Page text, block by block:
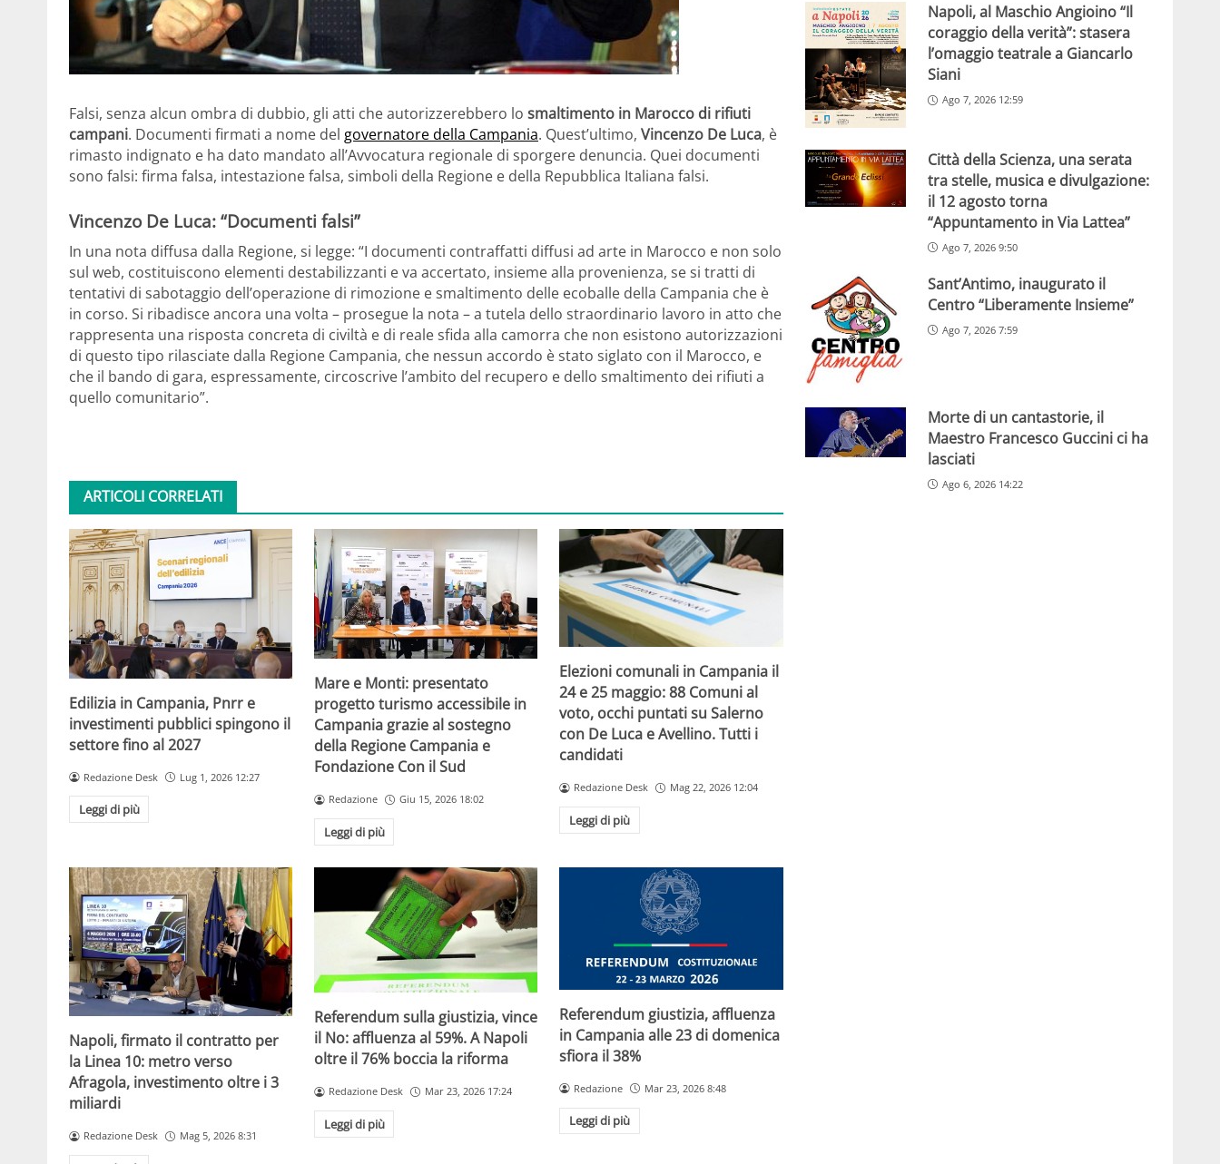
Falsi, senza alcun ombra di dubbio, gli atti che autorizzerebbero lo smaltimento in Marocco di rifiuti
campani. Documenti firmati a nome del governatore della Campania. Quest’ultimo, Vincenzo De Luca, è
rimasto indignato e ha dato mandato all’Avvocatura regionale di sporgere denuncia. Quei documenti
sono falsi: firma falsa, intestazione falsa, simboli della Regione e della Repubblica Italiana falsi.
Vincenzo De Luca: “Documenti falsi”
In una nota diffusa dalla Regione, si legge: “I documenti contraffatti diffusi ad arte in Marocco e non solo
sul web, costituiscono elementi destabilizzanti e va accertato, insieme alla provenienza, se si tratti di
tentativi di sabotaggio dell’operazione di rimozione e smaltimento delle ecoballe della Campania che è
in corso. Si ribadisce ancora una volta – prosegue la nota – a tutela dello straordinario lavoro in atto che
rappresenta una risposta concreta di civiltà e di reale sfida alla camorra che non esistono autorizzazioni
di questo tipo rilasciate dalla Regione Campania, che nessun accordo è stato siglato con il Marocco, e
che il bando di gara, espressamente, circoscrive l’ambito del recupero e dello smaltimento dei rifiuti a
quello comunitario”.
ARTICOLI CORRELATI
Edilizia in Campania, Pnrr e
investimenti pubblici spingono il
settore fino al 2027
Redazione Desk Lug 1, 2026 12:27
Leggi di più
Mare e Monti: presentato
progetto turismo accessibile in
Campania grazie al sostegno
della Regione Campania e
Fondazione Con il Sud
Redazione Giu 15, 2026 18:02
Leggi di più
Elezioni comunali in Campania il
24 e 25 maggio: 88 Comuni al
voto, occhi puntati su Salerno
con De Luca e Avellino. Tutti i
candidati
Redazione Desk Mag 22, 2026 12:04
Leggi di più
Napoli, firmato il contratto per
la Linea 10: metro verso
Afragola, investimento oltre i 3
miliardi
Redazione Desk Mag 5, 2026 8:31
Referendum sulla giustizia, vince
il No: affluenza al 59%. A Napoli
oltre il 76% boccia la riforma
Redazione Desk Mar 23, 2026 17:24
Leggi di più
Referendum giustizia, affluenza
in Campania alle 23 di domenica
sfiora il 38%
Redazione Mar 23, 2026 8:48
Leggi di più
Napoli, al Maschio Angioino “Il
coraggio della verità”: stasera
l’omaggio teatrale a Giancarlo
Siani
Ago 7, 2026 12:59
Città della Scienza, una serata
tra stelle, musica e divulgazione:
il 12 agosto torna
“Appuntamento in Via Lattea”
Ago 7, 2026 9:50
Sant’Antimo, inaugurato il
Centro “Liberamente Insieme”
Ago 7, 2026 7:59
Morte di un cantastorie, il
Maestro Francesco Guccini ci ha
lasciati
Ago 6, 2026 14:22